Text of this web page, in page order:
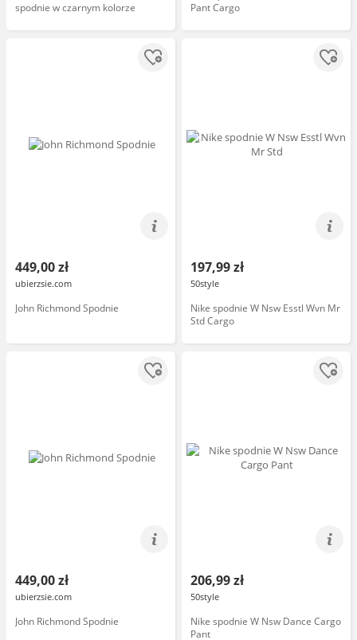
spodnie w czarnym kolorze
Pant Cargo
449,00 zł
ubierzsie.com
John Richmond Spodnie
197,99 zł
50style
Nike spodnie W Nsw Esstl Wvn Mr
Std Cargo
449,00 zł
ubierzsie.com
John Richmond Spodnie
206,99 zł
50style
Nike spodnie W Nsw Dance Cargo
Pant